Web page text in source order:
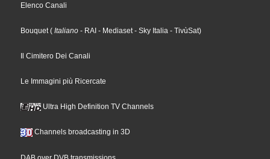
Elenco Canali
Bouquet( Italiano - RAI - Mediaset- Sky Italia - TivùSat)
Il Cimitero Dei Canali
Le Immagini più Ricercate
Ultra High Definition TV Channels
Channels broadcasting in 3D